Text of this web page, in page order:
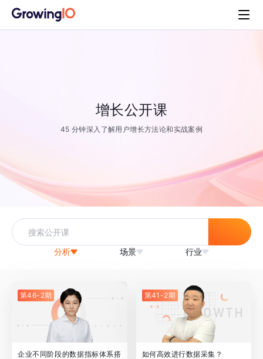
增长公开课
45 分钟深入了解用户增长方法论和实战案例
分析 场景 行业
第46-2期
企业不同阶段的数据指标体系搭
第41-2期
如何高效进行数据采集？